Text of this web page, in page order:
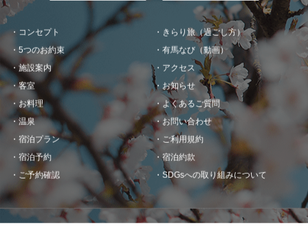
コンセプト
5つのお約束
施設案内
客室
お料理
温泉
きらり旅（過ごし方）
有馬なび（動画）
アクセス
お知らせ
宿泊プラン
宿泊予約
ご予約確認
よくあるご質問
お問い合わせ
ご利用規約
宿泊約款
SDGsへの取り組みについて